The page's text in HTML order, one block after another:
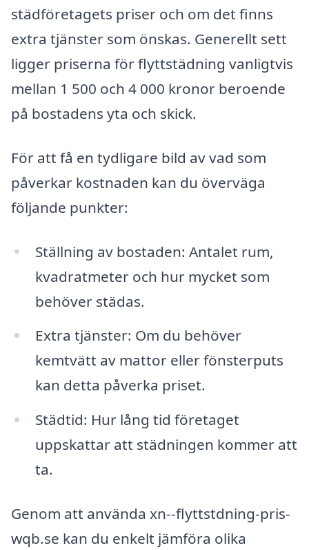
städföretagets priser och om det finns
extra tjänster som önskas. Generellt sett
ligger priserna för flyttstädning vanligtvis
mellan 1 500 och 4 000 kronor beroende
på bostadens yta och skick.
För att få en tydligare bild av vad som
påverkar kostnaden kan du överväga
följande punkter:
Ställning av bostaden: Antalet rum,
kvadratmeter och hur mycket som
behöver städas.
Extra tjänster: Om du behöver
kemtvätt av mattor eller fönsterputs
kan detta påverka priset.
Städtid: Hur lång tid företaget
uppskattar att städningen kommer att
ta.
Genom att använda xn--flyttstdning-pris-
wqb.se kan du enkelt jämföra olika